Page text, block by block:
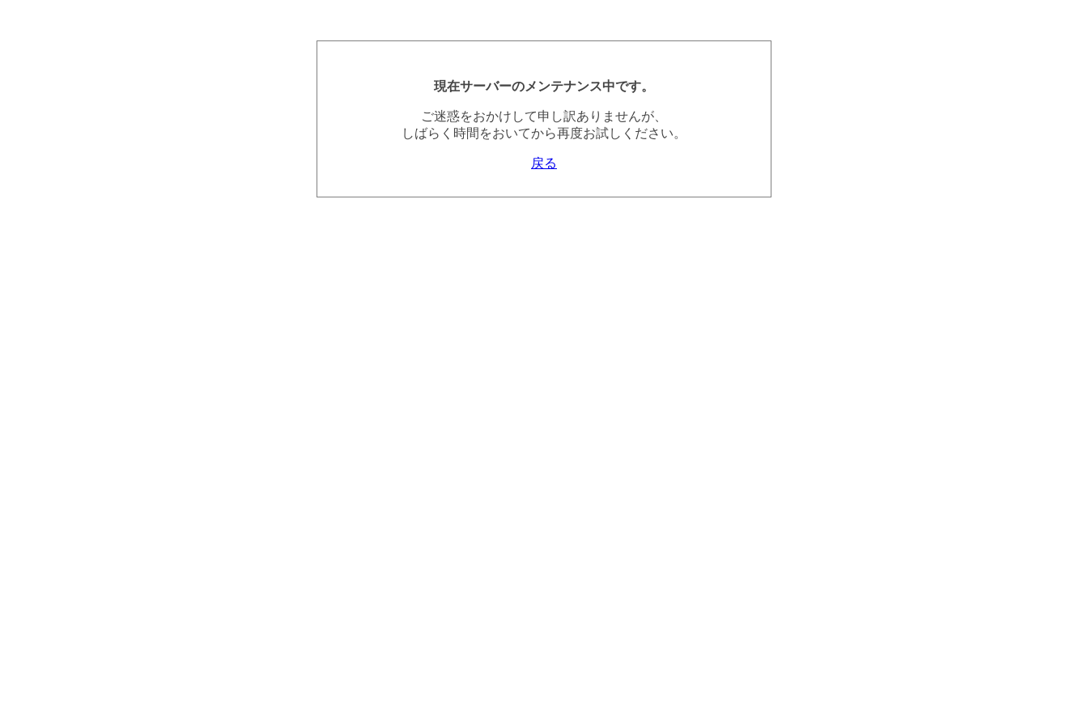
現在サーバーのメンテナンス中です。
ご迷惑をおかけして申し訳ありませんが、
しばらく時間をおいてから再度お試しください。
戻る